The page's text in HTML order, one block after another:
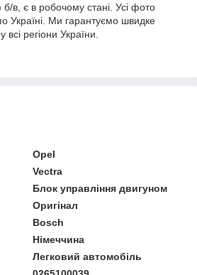
в, є в робочому стані. Усі фото
Україні. Ми гарантуємо швидке
регіони України.
Opel
Vectra
Блок управління двигуном
Оригінал
Bosch
Німеччина
Легковий автомобіль